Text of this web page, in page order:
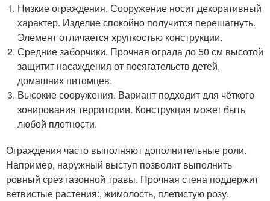
Низкие ограждения. Сооружение носит декоративный
характер. Изделие спокойно получится перешагнуть.
Элемент отличается хрупкостью конструкции.
Средние заборчики. Прочная ограда до 50 см высотой
защитит насаждения от посягательств детей,
домашних питомцев.
Высокие сооружения. Вариант подходит для чёткого
зонирования территории. Конструкция может быть
любой плотности.
Ограждения часто выполняют дополнительные роли.
Например, наружный выступ позволит выполнить
ровный срез газонной травы. Прочная стена поддержит
ветвистые растения:, жимолость, плетистую розу.